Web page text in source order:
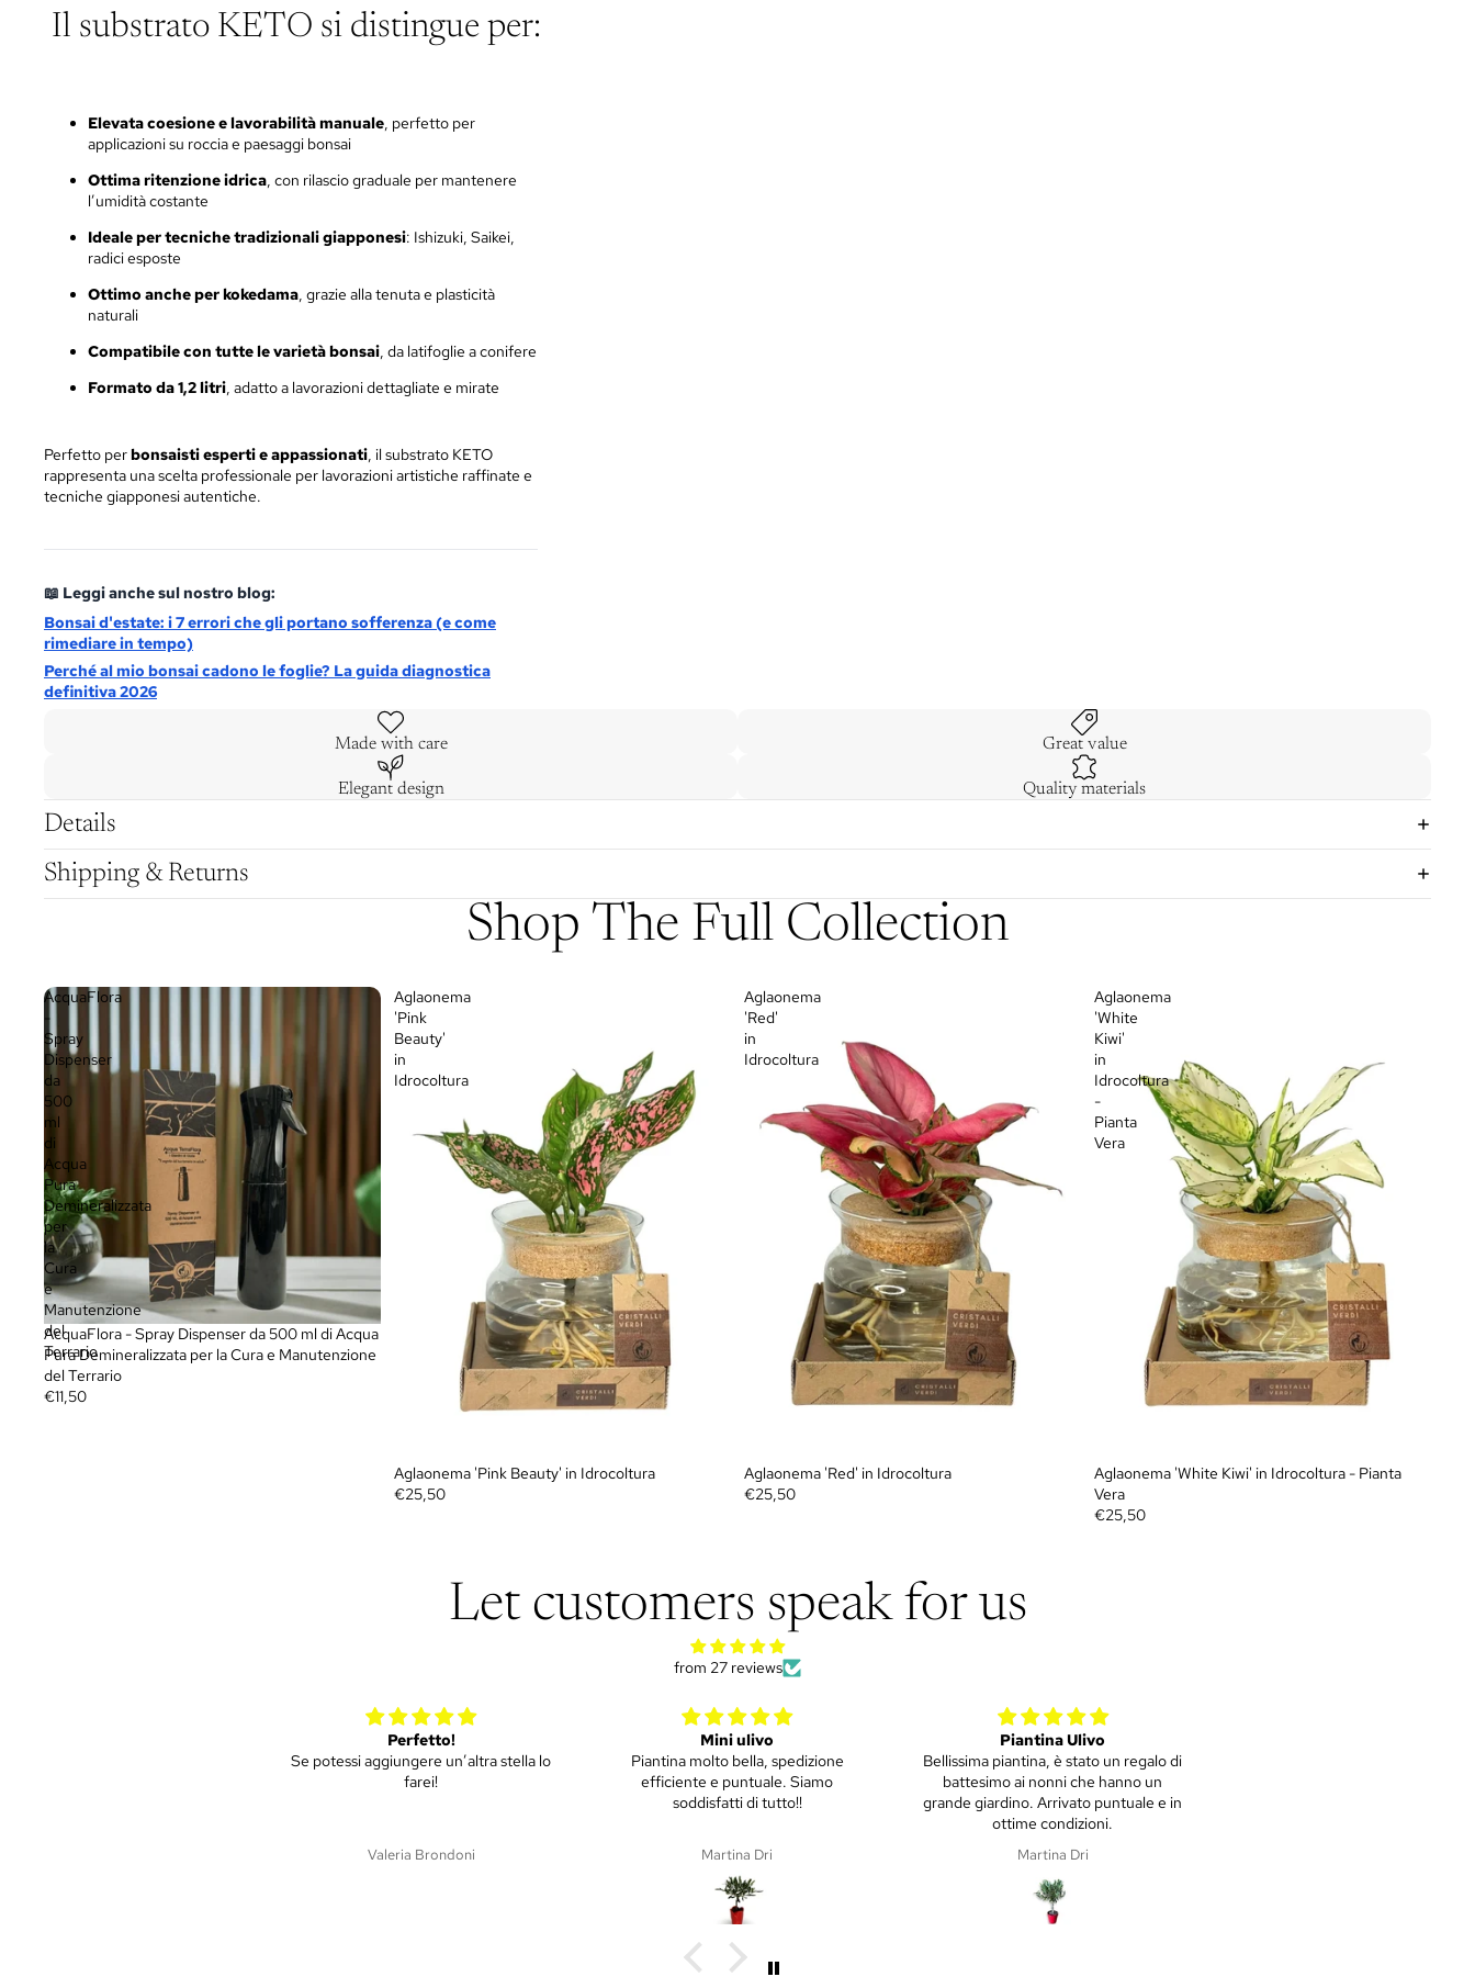
Il substrato KETO si distingue per:
Elevata coesione e lavorabilità manuale, perfetto per
applicazioni su roccia e paesaggi bonsai
Ottima ritenzione idrica, con rilascio graduale per mantenere
l’umidità costante
Ideale per tecniche tradizionali giapponesi: Ishizuki, Saikei,
radici esposte
Ottimo anche per kokedama, grazie alla tenuta e plasticità
naturali
Compatibile con tutte le varietà bonsai, da latifoglie a conifere
Formato da 1,2 litri, adatto a lavorazioni dettagliate e mirate
Perfetto perbonsaisti esperti e appassionati, il substrato KETO
rappresenta una scelta professionale per lavorazioni artistiche raffinate e
tecniche giapponesi autentiche.
📖 Leggi anche sul nostro blog:
Bonsai d'estate: i 7 errori che gli portano sofferenza (e come
rimediare in tempo)
Perché al mio bonsai cadono le foglie? La guida diagnostica
definitiva 2026
Made with care Great value
Elegant design Quality materials
Details
Shipping & Returns
Shop The Full Collection
AcquaFlora
-
Spray
Dispenser
da
500
ml
di
Acqua
Pura
Demineralizzata
per
la
Cura
e
Manutenzione
del
Terrario
AcquaFlora - Spray Dispenser da 500 ml di Acqua
Pura Demineralizzata per la Cura e Manutenzione
del Terrario
€11,50
Aglaonema
'Pink
Beauty'
in
Idrocoltura
Aglaonema 'Pink Beauty' in Idrocoltura
€25,50
Aglaonema
'Red'
in
Idrocoltura
Aglaonema 'Red' in Idrocoltura
€25,50
Aglaonema
'White
Kiwi'
in
Idrocoltura
-
Pianta
Vera
Aglaonema 'White Kiwi' in Idrocoltura - Pianta
Vera
€25,50
Let customers speak for us
from 27 reviews
Mini ulivo
Piantina molto bella, spedizione
efficiente e puntuale. Siamo
Martina Dri
Piantina Ulivo
Bellissima piantina, è stato un regalo di
battesimo ai nonni che hanno un
grande giardino. Arrivato puntuale e in
Martina Dri
Mini Limetta Rossa o PURSHA Ø15cm
H35/40cm – Agrume Made in Sicily
MARIA KYRIAKOU